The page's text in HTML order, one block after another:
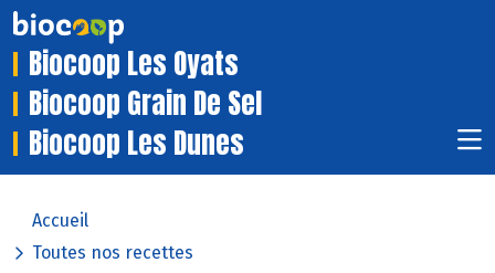
Biocoop Les Oyats
Biocoop Grain De Sel
Biocoop Les Dunes
Accueil
Toutes nos recettes